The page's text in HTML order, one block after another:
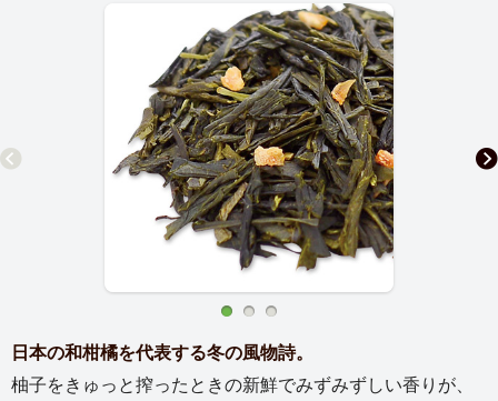
日本の和柑橘を代表する冬の風物詩。
柚子をきゅっと搾ったときの新鮮でみずみずしい香りが、